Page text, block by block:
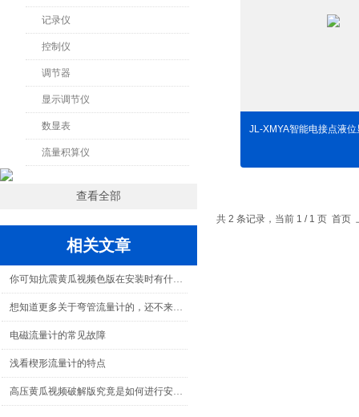
记录仪
控制仪
调节器
显示调节仪
数显表
流量积算仪
查看全部
相关文章
你可知抗震黄瓜视频色版在安装时有什么地方需要注意的吗？
想知道更多关于弯管流量计的，还不来看看！
电磁流量计的常见故障
浅看楔形流量计的特点
高压黄瓜视频破解版究竟是如何进行安装的呢？请看下文
JL-XMYA智能电接点液
共 2 条记录，当前 1 / 1 页 首